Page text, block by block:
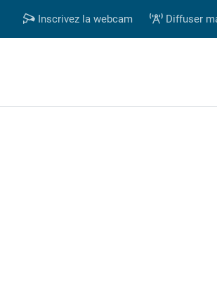
Inscrivez la webcam Diffuser